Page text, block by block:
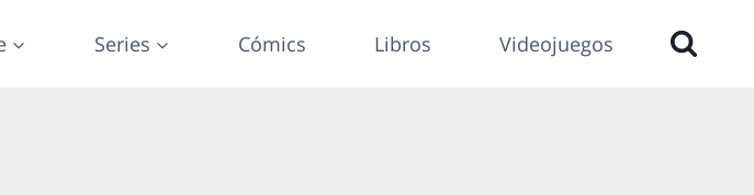
Series Cómics Libros Videojuegos